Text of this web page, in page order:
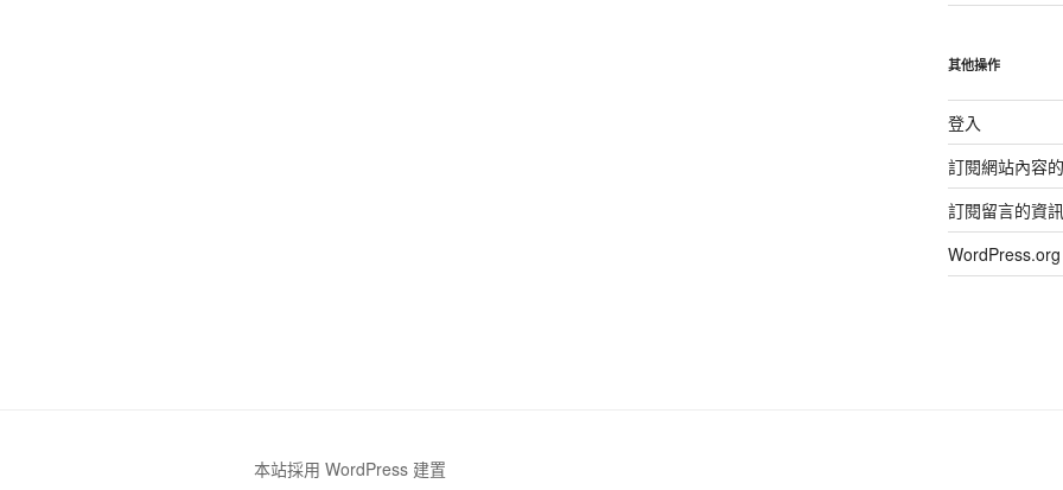
其他操作
登入
訂閱網站內容
訂閱留言的資
本站採用 WordPress 建置